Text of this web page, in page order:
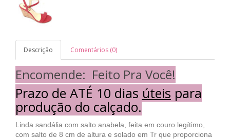
Descrição Comentários (0)
Encomende: Feito Pra Você!
Prazo de ATÉ 10 dias úteis para
produção do calçado.
Linda sandália com salto anabela, feita em couro legítimo,
com salto de 8 cm de altura e solado em Tr que proporciona